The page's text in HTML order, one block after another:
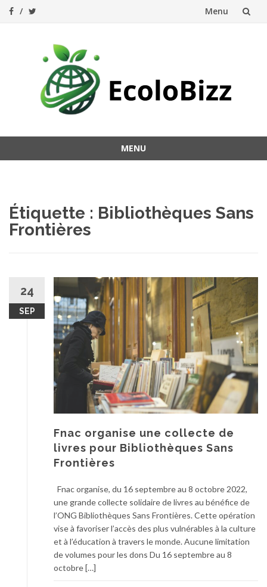
Menu
MENU
Étiquette : Bibliothèques Sans
Frontières
24
SEP
Fnac organise une collecte de
livres pour Bibliothèques Sans
Frontières
Fnac organise, du 16 septembre au 8 octobre 2022,
une grande collecte solidaire de livres au bénéfice de
l’ONG Bibliothèques Sans Frontières. Cette opération
vise à favoriser l’accès des plus vulnérables à la culture
et à l’éducation à travers le monde. Aucune limitation
de volumes pour les dons Du 16 septembre au 8
octobre […]